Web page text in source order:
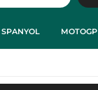
SPANYOL MOTOGP